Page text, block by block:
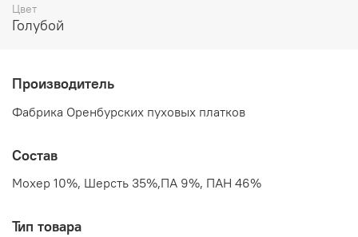
Цвет
Голубой
Производитель
Фабрика Оренбурских пуховых платков
Состав
Мохер 10%, Шерсть 35%,ПА 9%, ПАН 46%
Тип товара